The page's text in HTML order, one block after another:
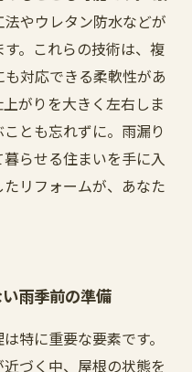
やウレタン防水などが
。これらの技術は、複
対応できる柔軟性があ
がりを大きく左右しま
とも忘れずに。雨漏り
らせる住まいを手に入
リフォームが、あなた
雨季前の準備
特に重要な要素です。
づく中、屋根の状態を